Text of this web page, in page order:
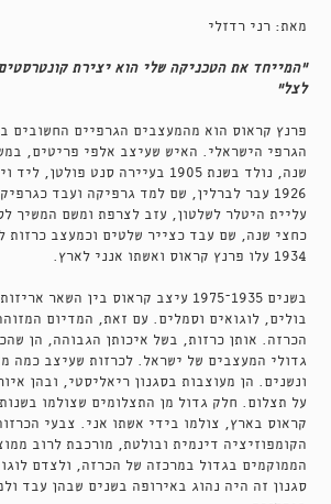
מאת: רני רדזלי
"המייחד את הטכניקה שלי הוא יצירת
לצל"
פרנץ קראוס הוא מהמעצבים הגרפיים החשובים
הגרפי הישראלי. האיש שעיצב אלפי פריטים,
שנה, נולד בשנת 1905 בעיירה סנט
עליית היטלר לשלטון, עזב לצרפת ומשם המשיך
כחצי שנה, שם עבד כצייר שלטים וכמעצב כרזות
1934 עלו פרנץ קראוס ואשתו אנני לארץ.
בשנים 1935–1975 עיצב קראוס בין השאר
בולים, לוגואים וסמלים. עם זאת, המדיום
הכרזה. אותן כרזות, בשל איכותן הגבוהה, הן
גדולי המעצבים של ישראל. לכרזות שעיצב כמה
ונשנים. הן מעוצבות בסגנון ריאליסטי, ובהן
על תצלום. חלק גדול מן התצלומים שצולמו
קראוס בארץ, צולמו בידי אשתו אני. צבעי
הקומפוזיציה דינמית ובולטת, מורכבת לרוב
הממוקמים בגדול במרכזה של הכרזה, ולצדם
סגנון זה היה נהוג באירופה בשנים שבהן עבד